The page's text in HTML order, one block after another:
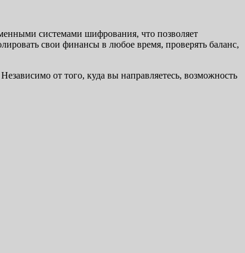
системами шифрования, что позволяет
свои финансы в любое время, проверять баланс,
от того, куда вы направляетесь, возможность